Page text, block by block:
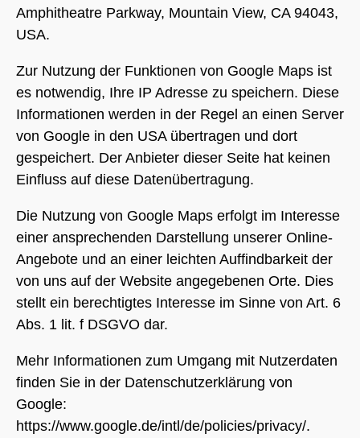
Amphitheatre Parkway, Mountain View, CA 94043,
USA.
Zur Nutzung der Funktionen von Google Maps ist
es notwendig, Ihre IP Adresse zu speichern. Diese
Informationen werden in der Regel an einen Server
von Google in den USA übertragen und dort
gespeichert. Der Anbieter dieser Seite hat keinen
Einfluss auf diese Datenübertragung.
Die Nutzung von Google Maps erfolgt im Interesse
einer ansprechenden Darstellung unserer Online-
Angebote und an einer leichten Auffindbarkeit der
von uns auf der Website angegebenen Orte. Dies
stellt ein berechtigtes Interesse im Sinne von Art. 6
Abs. 1 lit. f DSGVO dar.
Mehr Informationen zum Umgang mit Nutzerdaten
finden Sie in der Datenschutzerklärung von
Google:
https://www.google.de/intl/de/policies/privacy/.